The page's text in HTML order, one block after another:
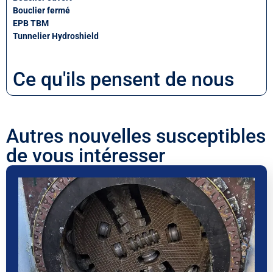
Bouclier fermé
EPB TBM
Tunnelier Hydroshield
Ce qu'ils pensent de nous
Autres nouvelles susceptibles
de vous intéresser